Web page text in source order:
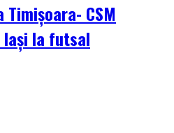
CSM
la futsal